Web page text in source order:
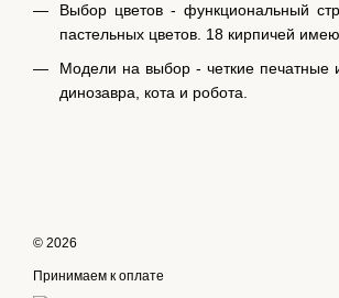
Выбор цветов - функциональный
пастельных цветов. 18 кирпичей
Модели на выбор - четкие печатные
динозавра, кота и робота.
© 2026
Принимаем к оплате